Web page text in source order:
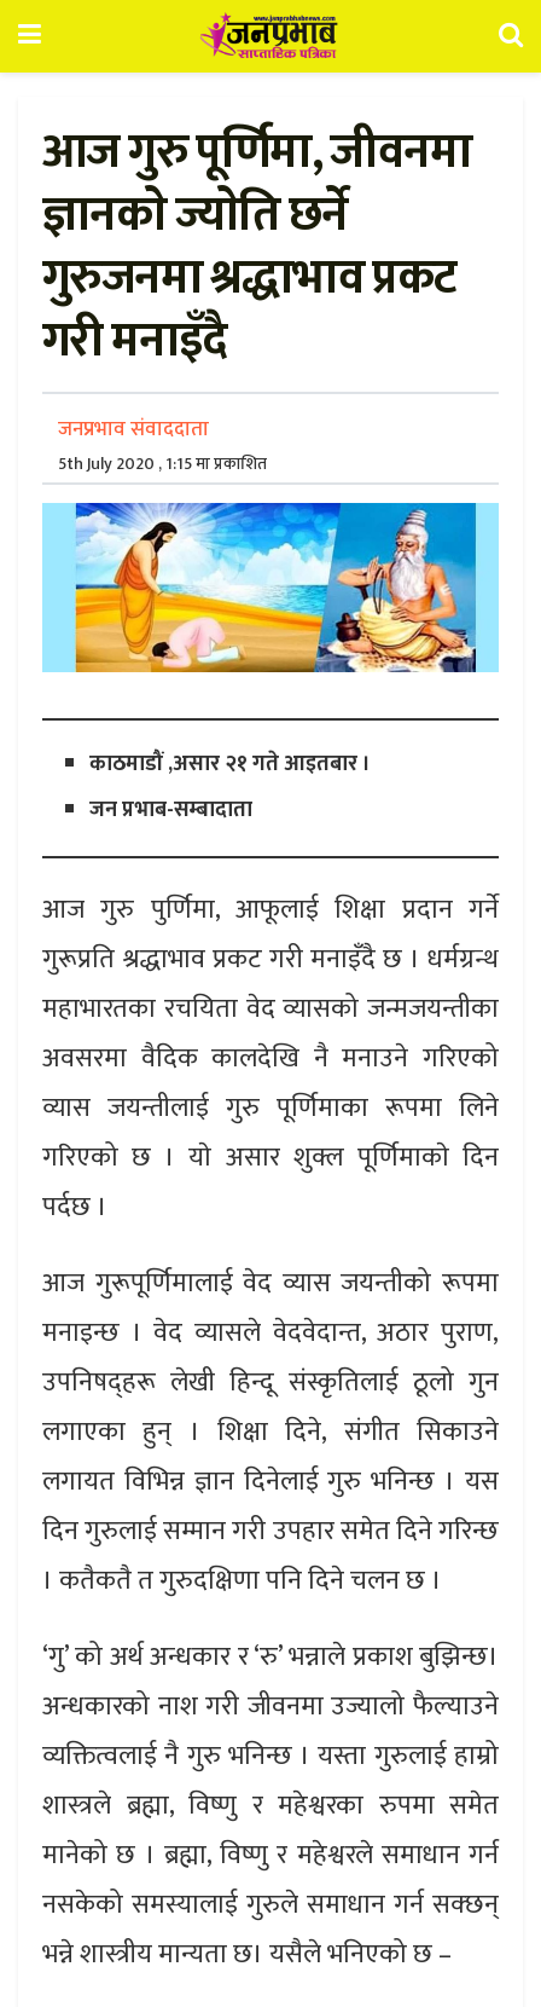
आज गुरु पूर्णिमा, जीवनमा
ज्ञानकाे ज्याेति छर्ने
गुरुजनमा श्रद्धाभाव प्रकट
गरी मनाइँदै
जनप्रभाव संवाददाता
5th July 2020 , 1:15 मा प्रकाशित
काठमाडौं ,असार २१ गते आइतबार ।
जन प्रभाब-सम्बादाता
आज गुरु पुर्णिमा, आफूलाई शिक्षा प्रदान गर्ने
गुरूप्रति श्रद्धाभाव प्रकट गरी मनाइँदै छ । धर्मग्रन्थ
महाभारतका रचयिता वेद व्यासको जन्मजयन्तीका
अवसरमा वैदिक कालदेखि नै मनाउने गरिएको
व्यास जयन्तीलाई गुरु पूर्णिमाका रूपमा लिने
गरिएको छ । याे असार शुक्ल पूर्णिमाकाे दिन
पर्दछ ।
आज गुरूपूर्णिमालाई वेद व्यास जयन्तीको रूपमा
मनाइन्छ । वेद व्यासले वेद­वेदान्त, अठार पुराण,
उपनिषद्हरू लेखी हिन्दू संस्कृतिलाई ठूलो गुन
लगाएका हुन् । शिक्षा दिने, संगीत सिकाउने
लगायत विभिन्न ज्ञान दिनेलाई गुरु भनिन्छ । यस
दिन गुरुलाई सम्मान गरी उपहार समेत दिने गरिन्छ
। कतैकतै त गुरुदक्षिणा पनि दिने चलन छ ।
‘गु’ को अर्थ अन्धकार र ‘रु’ भन्नाले प्रकाश बुझिन्छ।
अन्धकारको नाश गरी जीवनमा उज्यालो फैल्याउने
व्यक्तित्वलाई नै गुरु भनिन्छ । यस्ता गुरुलाई हाम्रो
शास्त्रले ब्रह्मा, विष्णु र महेश्वरका रुपमा समेत
मानेको छ । ब्रह्मा, विष्णु र महेश्वरले समाधान गर्न
नसकेको समस्यालाई गुरुले समाधान गर्न सक्छन्
भन्ने शास्त्रीय मान्यता छ। यसैले भनिएको छ –